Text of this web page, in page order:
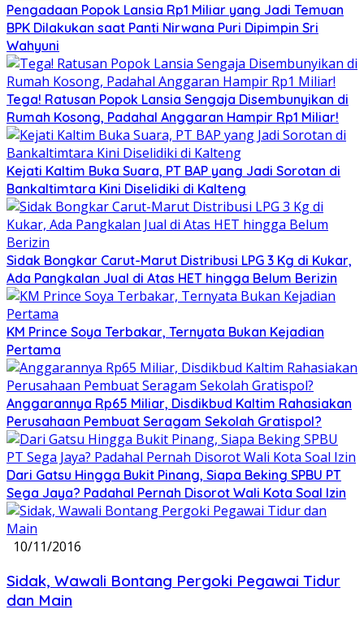
Pengadaan Popok Lansia Rp1 Miliar yang Jadi Temuan
BPK Dilakukan saat Panti Nirwana Puri Dipimpin Sri
Wahyuni
Tega! Ratusan Popok Lansia Sengaja Disembunyikan di
Rumah Kosong, Padahal Anggaran Hampir Rp1 Miliar!
Kejati Kaltim Buka Suara, PT BAP yang Jadi Sorotan di
Bankaltimtara Kini Diselidiki di Kalteng
Sidak Bongkar Carut-Marut Distribusi LPG 3 Kg di Kukar,
Ada Pangkalan Jual di Atas HET hingga Belum Berizin
KM Prince Soya Terbakar, Ternyata Bukan Kejadian
Pertama
Anggarannya Rp65 Miliar, Disdikbud Kaltim Rahasiakan
Perusahaan Pembuat Seragam Sekolah Gratispol?
Dari Gatsu Hingga Bukit Pinang, Siapa Beking SPBU PT
Sega Jaya? Padahal Pernah Disorot Wali Kota Soal Izin
10/11/2016
Sidak, Wawali Bontang Pergoki Pegawai Tidur
dan Main